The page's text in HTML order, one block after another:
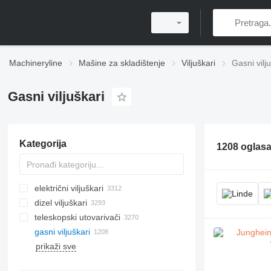
Machineryline Mašine za skladištenje Viljuškari Gasni
Gasni viljuškari
Kategorija
električni viljuškari
dizel viljuškari
teleskopski utovarivači
gasni viljuškari
prikaži sve
1208